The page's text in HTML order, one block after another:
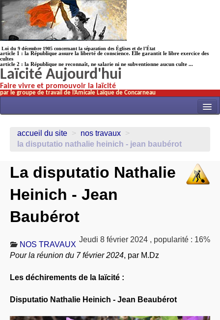
Loi du 9 décembre 1905 concernant la séparation des Églises et de l’État
article 1 : la République assure la liberté de conscience. Elle garantit le libre exercice des
cultes
article 2 : la République ne reconnaît, ne salarie ni ne subventionne aucun culte ...
Laïcité Aujourd'hui
Faire vivre et promouvoir la laïcité
par le groupe de travail de l’Amicale Laïque de Concarneau
ACTUALITÉS
ÉCOLES
HISTOIRE(s)
LAICITHÈQUE
LIBRES OPINIONS
* [ connexion Adhérents ].
accueil du site > nos travaux >
la disputatio nathalie heinich - jean baubérot
La disputatio Nathalie
Heinich - Jean
Baubérot
Jeudi 8 février 2024 , popularité : 16%
NOS TRAVAUX
Pour la réunion du 7 février 2024, par M.Dz
Les déchirements de la laïcité :
Disputatio Nathalie Heinich - Jean Beaubérot